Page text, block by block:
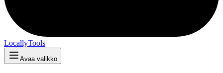
LocallyTools
Avaa valikko